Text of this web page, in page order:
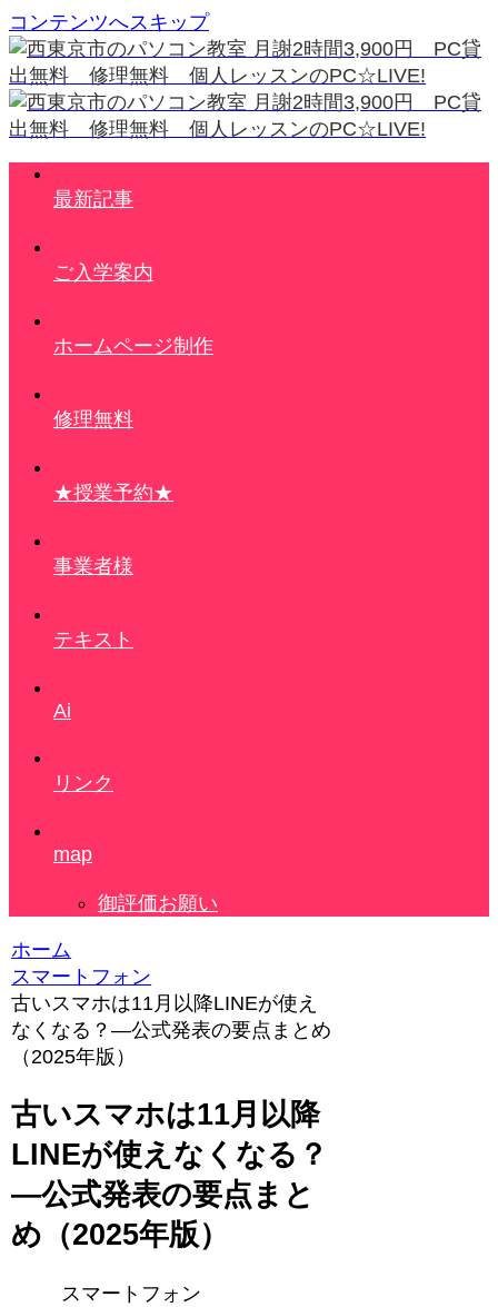
コンテンツへスキップ
最新記事
ご入学案内
ホームページ制作
修理無料
★授業予約★
事業者様
テキスト
Ai
リンク
map
御評価お願い
ホーム
スマートフォン
古いスマホは11月以降LINEが使え
なくなる？—公式発表の要点まとめ
（2025年版）
古いスマホは11月以降
LINEが使えなくなる？
—公式発表の要点まと
め（2025年版）
スマートフォン